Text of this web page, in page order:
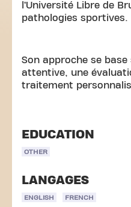
l’Université Libre de
pathologies sportives.
Son approche se
attentive, une
traitement
EDUCATION
OTHER
LANGAGES
ENGLISH FRENCH